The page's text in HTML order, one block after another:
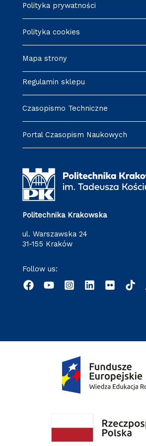
Polityka prywatności
Polityka cookies
Mapa strony
Regulamin sklepu
Czasopismo Techniczne
Portal Czasopism Naukowych
Politechnika Krakowska
ul. Warszawska 24
31-155 Kraków
Follow us: